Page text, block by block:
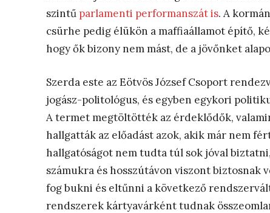
szintű parlamenti performanszát is. A
csürhe pedig élükön a maffiaállamot építő,
hogy ők bizony nem mást, de a jövőnket
Szerda este az Eötvös József Csoport
jogász-politológus, és egyben egykori
A termet megtöltötték az érdeklődők,
hallgatták az előadást azok, akik már nem
hallgatóságot nem tudta túl sok jóval
számukra és hosszútávon viszont
fog bukni és eltűnni a következő
rendszerek kártyavárként tudnak